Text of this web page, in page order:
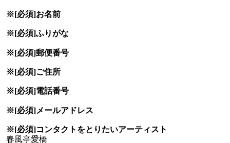
※[必須]お名前
※[必須]ふりがな
※[必須]郵便番号
※[必須]ご住所
※[必須]電話番号
※[必須]メールアドレス
※[必須]コンタクトをとりたいアーティスト